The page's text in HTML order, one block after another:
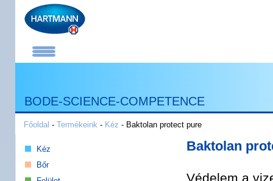
BODE-SCIENCE-COMPETENCE
Főoldal - Termékeink- Kéz - Baktolan protect pure
Kéz
Bőr
Baktolan
Védelem a